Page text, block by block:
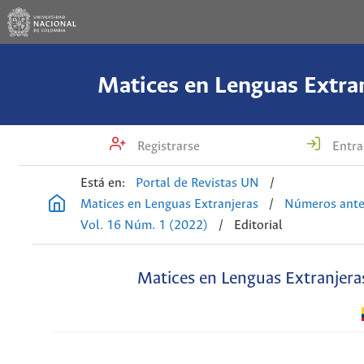
Matices en Lenguas
Registrarse
Está en: Portal de Revistas UN
/
Matices en Lenguas Extranjeras
/
Números
Vol. 16 Núm. 1 (2022)
/ Editorial
Matices en Lenguas